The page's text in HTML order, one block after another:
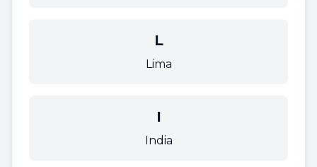
L
Lima
I
India